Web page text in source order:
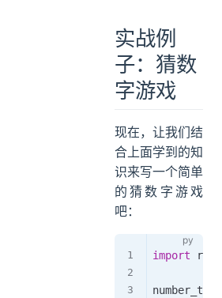
实战例
子：猜数
字游戏
现在，让我们结
合上面学到的知
识来写一个简单
的猜数字游戏
吧：
import